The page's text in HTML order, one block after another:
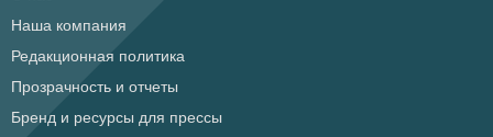
Наша компания
Редакционная политика
Прозрачность и отчеты
Бренд и ресурсы для прессы